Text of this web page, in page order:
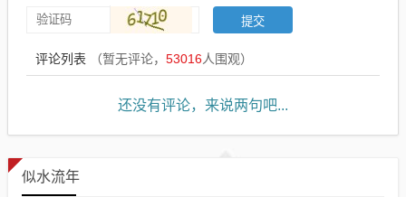
评论列表 （暂无评论， 53016人围观）
还没有评论，来说两句吧...
似水流年